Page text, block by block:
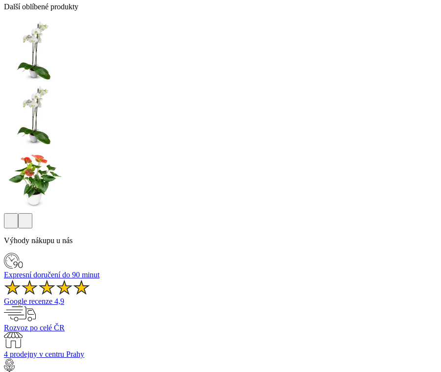
Další oblíbené produkty
Výhody nákupu u nás
Expresní doručení do 90 minut
Google recenze 4,9
Rozvoz po celé ČR
4 prodejny v centru Prahy